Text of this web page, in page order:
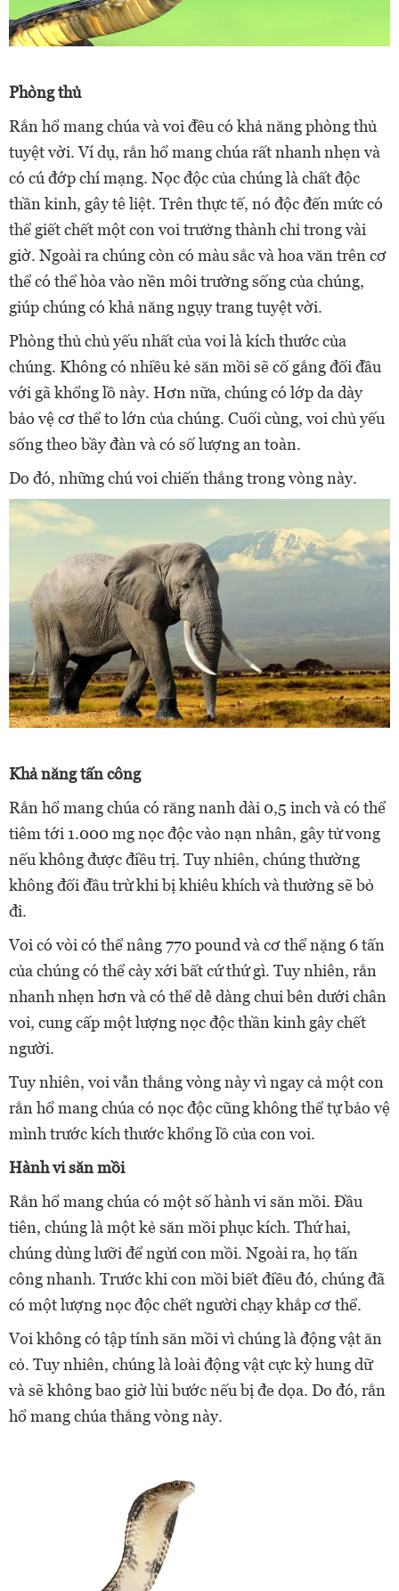
Phòng thủ
Rắn hổ mang chúa và voi đều có khả năng phòng thủ
tuyệt vời. Ví dụ, rắn hổ mang chúa rất nhanh nhẹn và
có cú đớp chí mạng. Nọc độc của chúng là chất độc
thần kinh, gây tê liệt. Trên thực tế, nó độc đến mức có
thể giết chết một con voi trưởng thành chỉ trong vài
giờ. Ngoài ra chúng còn có màu sắc và hoa văn trên cơ
thể có thể hòa vào nền môi trường sống của chúng,
giúp chúng có khả năng ngụy trang tuyệt vời.
Phòng thủ chủ yếu nhất của voi là kích thước của
chúng. Không có nhiều kẻ săn mồi sẽ cố gắng đối đầu
với gã khổng lồ này. Hơn nữa, chúng có lớp da dày
bảo vệ cơ thể to lớn của chúng. Cuối cùng, voi chủ yếu
sống theo bầy đàn và có số lượng an toàn.
Do đó, những chú voi chiến thắng trong vòng này.
Khả năng tấn công
Rắn hổ mang chúa có răng nanh dài 0,5 inch và có thể
tiêm tới 1.000 mg nọc độc vào nạn nhân, gây tử vong
nếu không được điều trị. Tuy nhiên, chúng thường
không đối đầu trừ khi bị khiêu khích và thường sẽ bỏ
đi.
Voi có vòi có thể nâng 770 pound và cơ thể nặng 6 tấn
của chúng có thể cày xới bất cứ thứ gì. Tuy nhiên, rắn
nhanh nhẹn hơn và có thể dễ dàng chui bên dưới chân
voi, cung cấp một lượng nọc độc thần kinh gây chết
người.
Tuy nhiên, voi vẫn thắng vòng này vì ngay cả một con
rắn hổ mang chúa có nọc độc cũng không thể tự bảo vệ
mình trước kích thước khổng lồ của con voi.
Hành vi săn mồi
Rắn hổ mang chúa có một số hành vi săn mồi. Đầu
tiên, chúng là một kẻ săn mồi phục kích. Thứ hai,
chúng dùng lưỡi để ngửi con mồi. Ngoài ra, họ tấn
công nhanh. Trước khi con mồi biết điều đó, chúng đã
có một lượng nọc độc chết người chạy khắp cơ thể.
Voi không có tập tính săn mồi vì chúng là động vật ăn
cỏ. Tuy nhiên, chúng là loài động vật cực kỳ hung dữ
và sẽ không bao giờ lùi bước nếu bị đe dọa. Do đó, rắn
hổ mang chúa thắng vòng này.